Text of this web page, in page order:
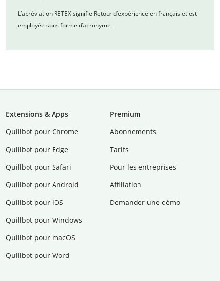
L’abréviation RETEX signifie Retour d’expérience en français et est
employée sous forme d’acronyme.
Extensions & Apps
Quillbot pour Chrome
Quillbot pour Edge
Quillbot pour Safari
Quillbot pour Android
Quillbot pour iOS
Quillbot pour Windows
Quillbot pour macOS
Quillbot pour Word
Premium
Abonnements
Tarifs
Pour les entreprises
Affiliation
Demander une démo